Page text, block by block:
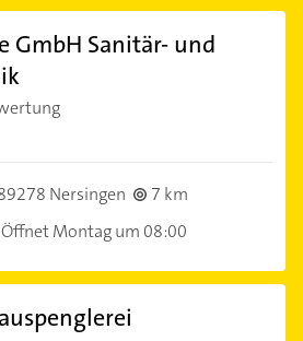
GmbH Sanitär- und
Nersingen
7 km
Öffnet Montag um 08:00